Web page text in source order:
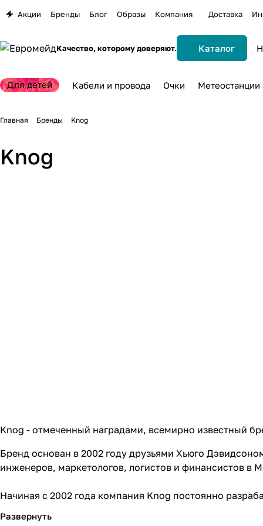
Акции Бренды Блог Образы Компания Доставка
Качество, которому доверяют. Каталог
Для детей Кабели и провода Очки Метеостанции
Главная Бренды Knog
Knog
Knog - отмеченный наградами, всемирно известный
Бренд основан в 2002 году друзьями Хьюго
инженеров, маркетологов, логистов и финансистов в
Начиная с 2002 года компания Knog постоянно